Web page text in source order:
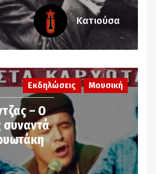
Κατιούσα
– Ο
συναντά
Εκδηλώσεις Μουσική